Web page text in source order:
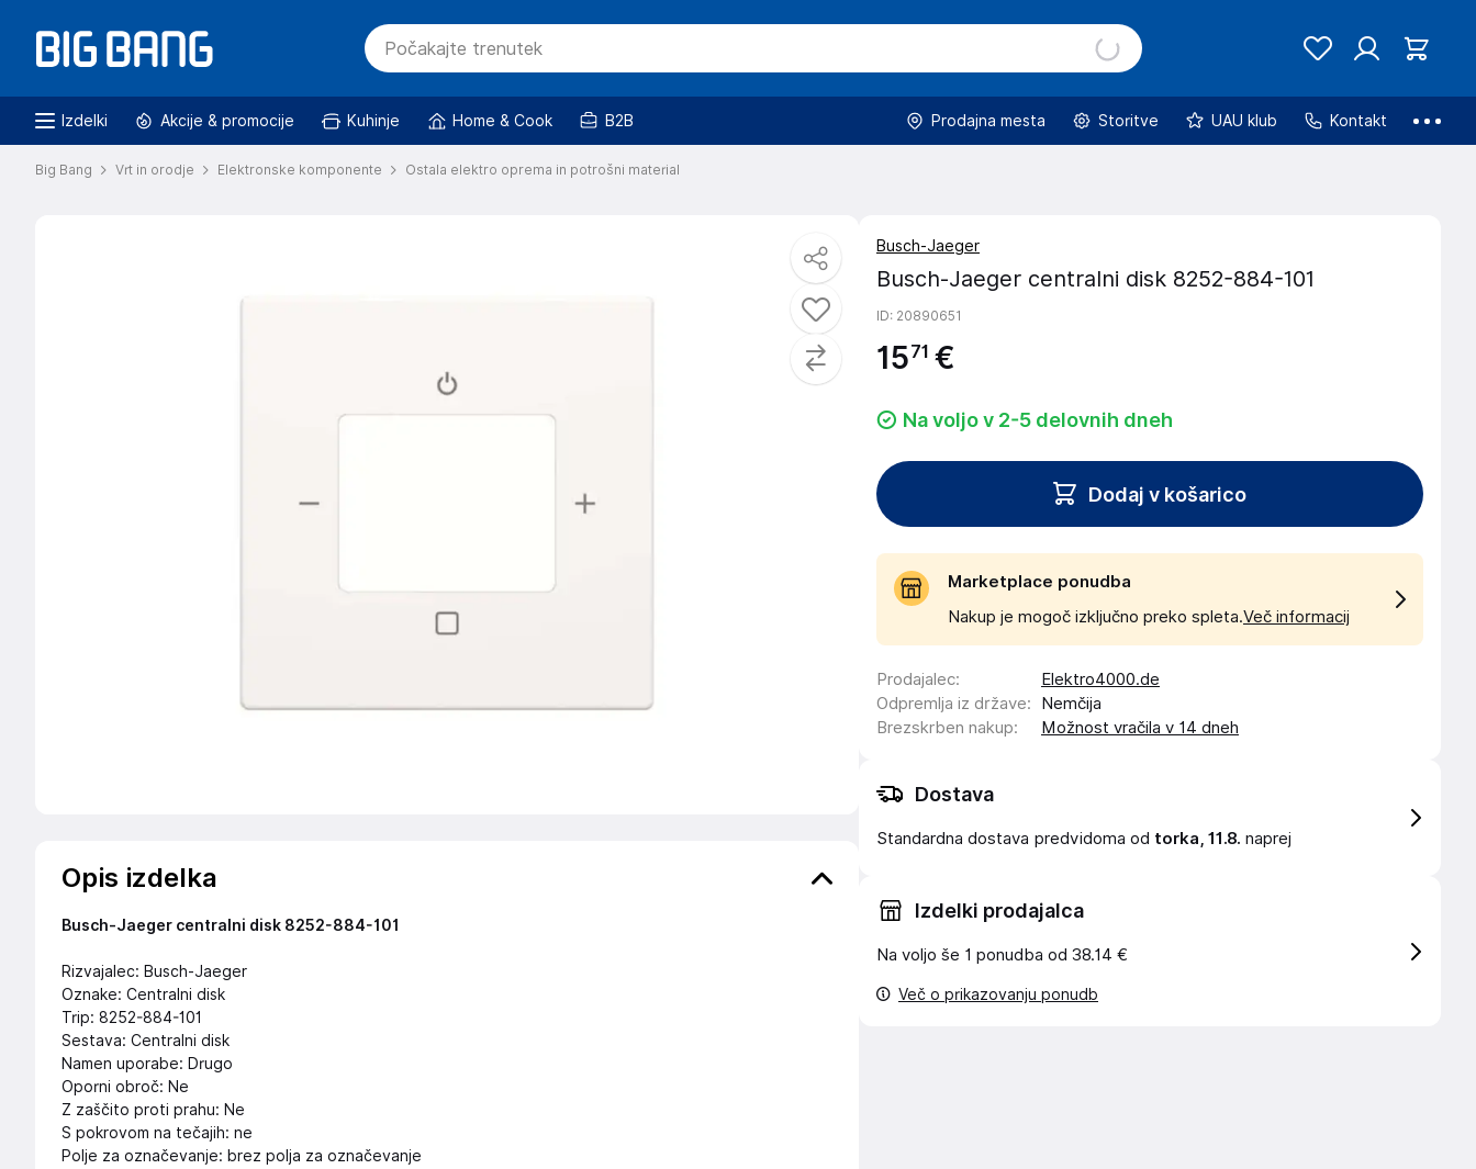
Izdelki Akcije & promocije Kuhinje Home & Cook B2B Prodajna mesta Storitve UAU klub Kontakt
Big Bang Vrt in orodje Elektronske komponente Ostala elektro oprema in potrošni material
Opis izdelka
Busch-Jaeger centralni disk 8252-884-101
Rizvajalec: Busch-Jaeger
Oznake: Centralni disk
Trip: 8252-884-101
Sestava: Centralni disk
Namen uporabe: Drugo
Oporni obroč: Ne
Z zaščito proti prahu: Ne
S pokrovom na tečajih: ne
Polje za označevanje: brez polja za označevanje
Busch-Jaeger
Busch-Jaeger centralni disk 8252-884-101
ID: 20890651
1571 €
Na voljo v 2-5 delovnih dneh
Dodaj v košarico
Marketplace ponudba
Nakup je mogoč izključno preko spleta.Več informacij
Prodajalec:
Elektro4000.de
Odpremlja iz države:
Nemčija
Brezskrben nakup: Možnost vračila v 14 dneh
Dostava
Standardna dostava predvidoma od torka, 11.8. naprej
Izdelki prodajalca
Na voljo še 1 ponudba od 38.14 €
Več o prikazovanju ponudb